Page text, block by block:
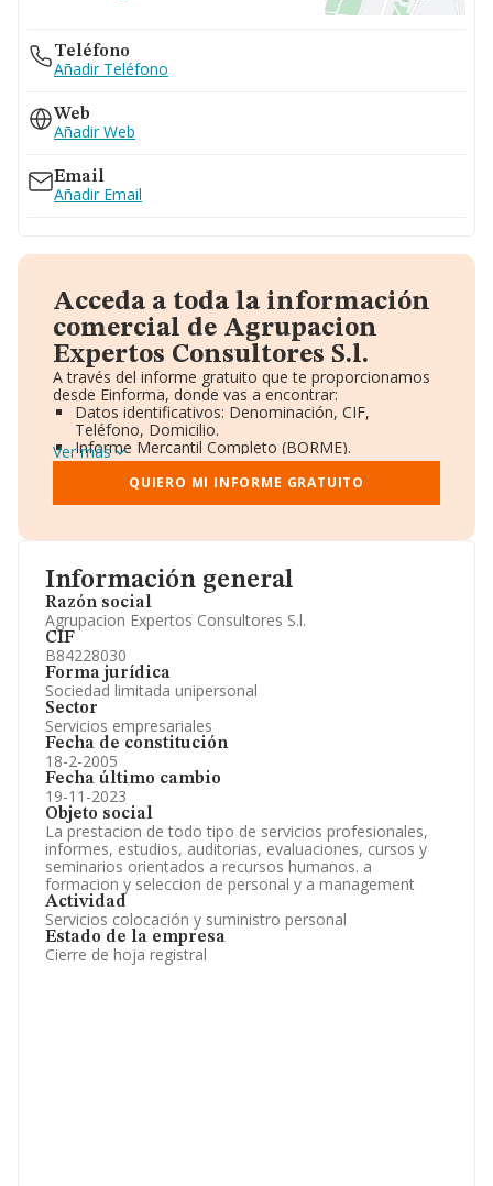
Información general
Razón social
Agrupacion Expertos Consultores S.l.
CIF
B84228030
Forma jurídica
Sociedad limitada unipersonal
Sector
Servicios empresariales
Fecha de constitución
18-2-2005
Fecha último cambio
19-11-2023
Objeto social
La prestacion de todo tipo de servicios profesionales,
informes, estudios, auditorias, evaluaciones, cursos y
seminarios orientados a recursos humanos. a
formacion y seleccion de personal y a management
Actividad
Servicios colocación y suministro personal
Estado de la empresa
Cierre de hoja registral
Teléfono
Añadir Teléfono
Web
Añadir Web
Email
Añadir Email
Acceda a toda la información
comercial de Agrupacion
Expertos Consultores S.l.
A través del informe gratuito que te proporcionamos
desde Einforma, donde vas a encontrar:
Datos identificativos: Denominación, CIF,
Teléfono, Domicilio.
Informe Mercantil Completo (BORME).
Gráficos de Evolución Ventas y Empleados.
Consejo de Administración y Administradores.
Directivos y Ejecutivos.
Información oficial y registral complementaria.
Ver más
QUIERO MI INFORME GRATUITO